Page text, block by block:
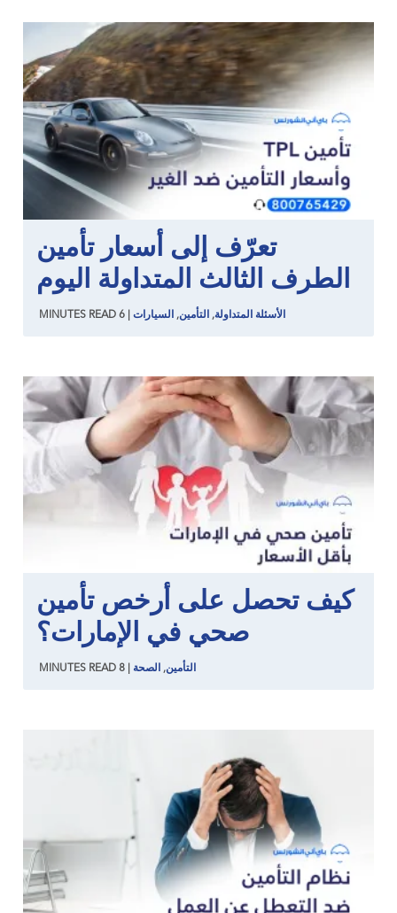
تعرّف إلى أسعار تأمين
الطرف الثالث المتداولة اليوم
الأسئلة المتداولة, التأمين, السيارات 6
MINUTES READ
كيف تحصل على أرخص تأمين
صحي في الإمارات؟
التأمين, الصحة 8
MINUTES READ